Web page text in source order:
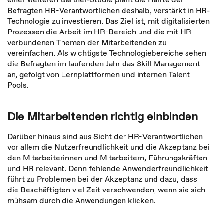
Befragten HR-Verantwortlichen deshalb, verstärkt in HR-
Technologie zu investieren. Das Ziel ist, mit digitalisierten
Prozessen die Arbeit im HR-Bereich und die mit HR
verbundenen Themen der Mitarbeitenden zu
vereinfachen. Als wichtigste Technologiebereiche sehen
die Befragten im laufenden Jahr das Skill Management
an, gefolgt von Lernplattformen und internen Talent
Pools.
Die Mitarbeitenden richtig einbinden
Darüber hinaus sind aus Sicht der HR-Verantwortlichen
vor allem die Nutzerfreundlichkeit und die Akzeptanz bei
den Mitarbeiterinnen und Mitarbeitern, Führungskräften
und HR relevant. Denn fehlende Anwenderfreundlichkeit
führt zu Problemen bei der Akzeptanz und dazu, dass
die Beschäftigten viel Zeit verschwenden, wenn sie sich
mühsam durch die Anwendungen klicken.